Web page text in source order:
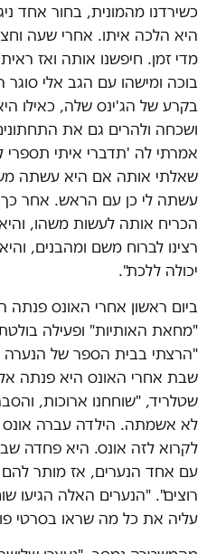
כשירדנו מהמונית, בחור אחד
היא הלכה איתו. אחרי שעה
מדי זמן. חיפשנו אותה ואז
בוכה ומישהו עם הגב אלי סוגר
בקרע של הג'ינס שלה, כאילו
ושכחה ולהרים גם את
אמרתי לה 'תדברי איתי תספרי
שאלתי אותה אם היא עשתה
עשתה לי כן עם הראש. אחר
הכריח אותה לעשות משהו,
רצינו לברוח משם ומהבנים,
יכולה ללכת".
ביום ראשון אחרי האונס פנתה
"מחאת האותיות" ופעילה
"הרצתי בבית הספר של הנערה
שבת אחרי האונס היא פנתה
שטלריד, "שוחחנו ארוכות,
לא אשמתה. הילדה עברה אונס
לקרוא לזה אונס. היא פחדה
עם אחד הנערים, אז מותר
רוצים". "הנערים האלה הגיעו
עליה את כל מה שראו בסרטי